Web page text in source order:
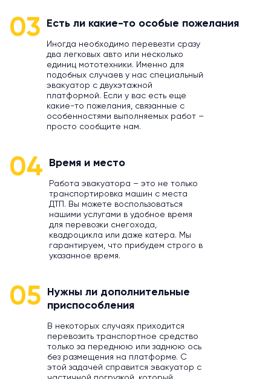
03 Есть ли какие-то особые пожелания
Иногда необходимо перевезти сразу
два легковых авто или несколько
единиц мототехники. Именно для
подобных случаев у нас специальный
эвакуатор с двухэтажной
платформой. Если у вас есть еще
какие-то пожелания, связанные с
особенностями выполняемых работ –
просто сообщите нам.
04 Время и место
Работа эвакуатора – это не только
транспортировка машин с места
ДТП. Вы можете воспользоваться
нашими услугами в удобное время
для перевозки снегохода,
квадроцикла или даже катера. Мы
гарантируем, что прибудем строго в
указанное время.
05
Нужны ли дополнительные
приспособления
В некоторых случаях приходится
перевозить транспортное средство
только за переднюю или заднюю ось
без размещения на платформе. С
этой задачей справится эвакуатор с